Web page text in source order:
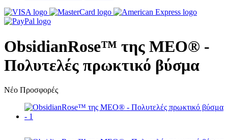
ObsidianRose™ της MEO® -
Πολυτελές πρωκτικό βύσμα
Νέο Προσφορές